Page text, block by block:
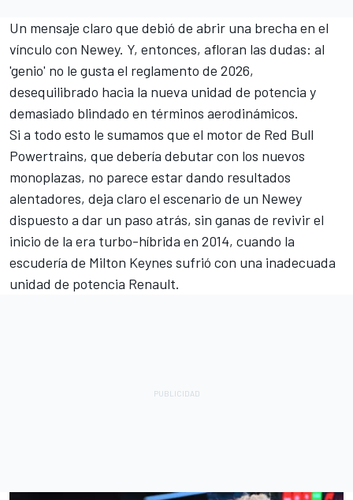
Un mensaje claro que debió de abrir una brecha en el
vínculo con Newey. Y, entonces, afloran las dudas: al
'genio' no le gusta el reglamento de 2026,
desequilibrado hacia la nueva unidad de potencia y
demasiado blindado en términos aerodinámicos.
Si a todo esto le sumamos que el motor de Red Bull
Powertrains, que debería debutar con los nuevos
monoplazas, no parece estar dando resultados
alentadores, deja claro el escenario de un Newey
dispuesto a dar un paso atrás, sin ganas de revivir el
inicio de la era turbo-híbrida en 2014, cuando la
escudería de Milton Keynes sufrió con una inadecuada
unidad de potencia Renault.